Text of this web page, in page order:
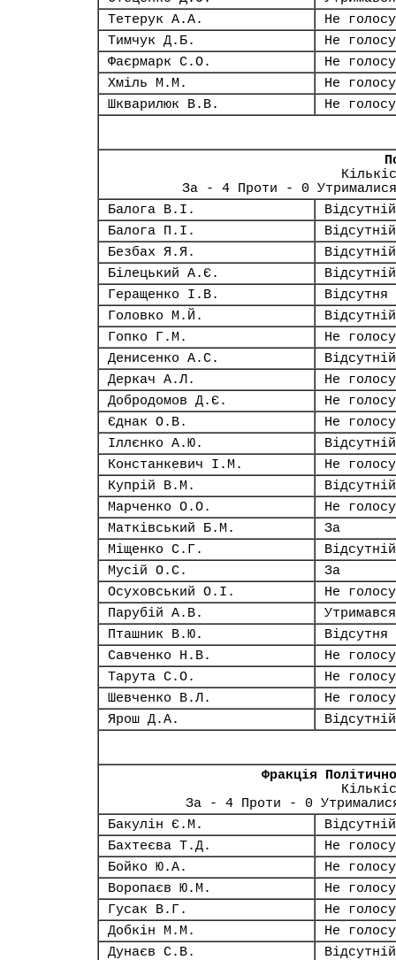
Тетерук А.А.
Не
Тимчук Д.Б.
Не
Фаєрмарк С.О.
Не
Хміль М.М.
Не
Шкварилюк В.В.
Не
За - 4 Проти - 0
Балога В.І.
Відсутній
Балога П.І.
Відсутній
Безбах Я.Я.
Відсутній
Білецький А.Є.
Відсутній
Геращенко І.В.
Відсутня
Головко М.Й.
Відсутній
Гопко Г.М.
Не
Денисенко А.С.
Відсутній
Деркач А.Л.
Не
Добродомов Д.Є.
Не
Єднак О.В.
Не
Іллєнко А.Ю.
Відсутній
Констанкевич І.М.
Не
Купрій В.М.
Відсутній
Марченко О.О.
Не
Матківський Б.М.
За
Міщенко С.Г.
Відсутній
Мусій О.С.
За
Осуховський О.І.
Не
Парубій А.В.
Утримався
Пташник В.Ю.
Відсутня
Савченко Н.В.
Не
Тарута С.О.
Не
Шевченко В.Л.
Не
Ярош Д.А.
Відсутній
Фракція
За - 4 Проти - 0
Бакулін Є.М.
Відсутній
Бахтеєва Т.Д.
Не
Бойко Ю.А.
Не
Воропаєв Ю.М.
Не
Гусак В.Г.
Не
Добкін М.М.
Не
Дунаєв С.В.
Відсутній